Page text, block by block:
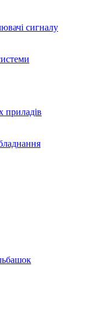
сигналу
приладів